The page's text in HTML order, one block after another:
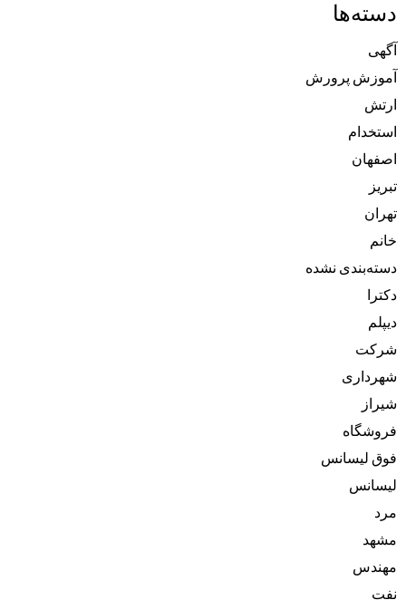
دسته‌ها
آگهی
آموزش پرورش
ارتش
استخدام
اصفهان
تبریز
تهران
خانم
دسته‌بندی نشده
دکترا
دیپلم
شرکت
شهرداری
شیراز
فروشگاه
فوق لیسانس
لیسانس
مرد
مشهد
مهندس
نفت